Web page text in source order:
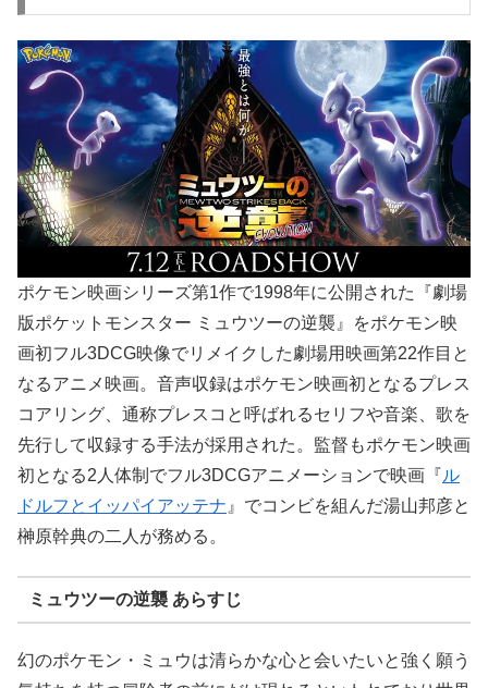
ポケモン映画シリーズ第1作で1998年に公開された『劇場
版ポケットモンスター ミュウツーの逆襲』をポケモン映
画初フル3DCG映像でリメイクした劇場用映画第22作目と
なるアニメ映画。音声収録はポケモン映画初となるプレス
コアリング、通称プレスコと呼ばれるセリフや音楽、歌を
先行して収録する手法が採用された。監督もポケモン映画
初となる2人体制でフル3DCGアニメーションで映画『ル
ドルフとイッパイアッテナ 』でコンビを組んだ湯山邦彦と
榊原幹典の二人が務める。
ミュウツーの逆襲 あらすじ
幻のポケモン・ミュウは清らかな心と会いたいと強く願う